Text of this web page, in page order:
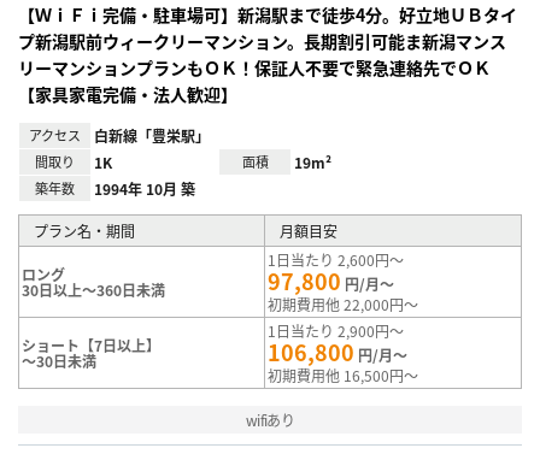
【ＷｉＦｉ完備・駐車場可】新潟駅まで徒歩4分。好立地ＵＢタイ
プ新潟駅前ウィークリーマンション。長期割引可能ま新潟マンス
リーマンションプランもＯＫ！保証人不要で緊急連絡先でＯＫ
【家具家電完備・法人歓迎】
アクセス 白新線「豊栄駅」
間取り 1K 面積 19m²
築年数 1994年 10月 築
プラン名・期間 月額目安
ロング
30日以上～360日未満
1日当たり 2,600円～
97,800 円/月～
初期費用他 22,000円～
ショート【7日以上】
～30日未満
1日当たり 2,900円～
106,800 円/月～
初期費用他 16,500円～
wifiあり